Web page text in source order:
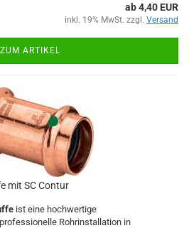
ab 4,40 EUR
inkl. 19% MwSt. zzgl. Versand
ZUM ARTIKEL
mit SC Contur
ist eine hochwertige
Rohrinstallation in